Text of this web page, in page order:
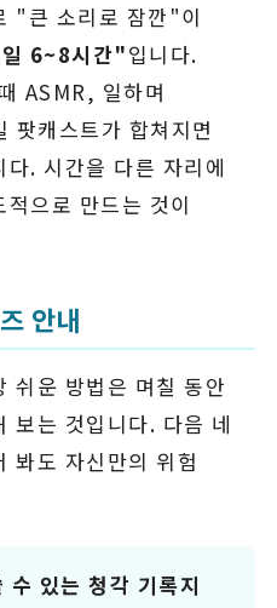
"큰 소리로 잠깐"이
6~8시간"입니다.
ASMR, 일하며
팟캐스트가 합쳐지면
. 시간을 다른 자리에
으로 만드는 것이
안내
쉬운 방법은 며칠 동안
보는 것입니다. 다음 네
봐도 자신만의 위험
있는 청각 기록지